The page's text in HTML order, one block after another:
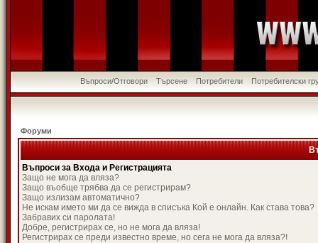
Въпроси/Отговори Търсене Потребители Потребителски
Форуми
Въпроси за Входа и Регистрацията
Защо не мога да вляза?
Защо въобще трябва да се регистрирам?
Защо излизам автоматично?
Не искам името ми да се вижда в списъка Кой е онлайн. Как става това?
Забравих си паролата!
Добре, регистрирах се, но не мога да вляза!
Регистрирах се преди известно време, но сега не мога да вляза?!